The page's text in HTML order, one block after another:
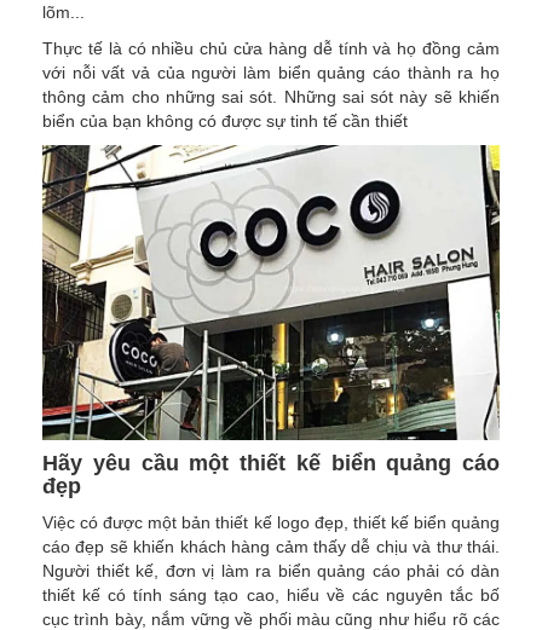
lõm...
Thực tế là có nhiều chủ cửa hàng dễ tính và họ đồng cảm
với nỗi vất vả của người làm biển quảng cáo thành ra họ
thông cảm cho những sai sót. Những sai sót này sẽ khiến
biển của bạn không có được sự tinh tế cần thiết
Hãy yêu cầu một thiết kế biển quảng cáo
đẹp
Việc có được một bản thiết kế logo đẹp, thiết kế biển quảng
cáo đẹp sẽ khiến khách hàng cảm thấy dễ chịu và thư thái.
Người thiết kế, đơn vị làm ra biển quảng cáo phải có dàn
thiết kế có tính sáng tạo cao, hiểu về các nguyên tắc bố
cục trình bày, nắm vững về phối màu cũng như hiểu rõ các